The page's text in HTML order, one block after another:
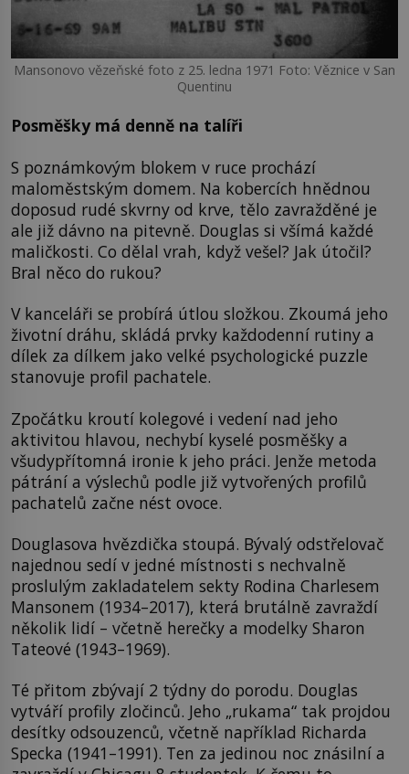
Mansonovo vězeňské foto z 25. ledna 1971 Foto: Věznice v San
Quentinu
Posměšky má denně na talíři
S poznámkovým blokem v ruce prochází
maloměstským domem. Na kobercích hnědnou
doposud rudé skvrny od krve, tělo zavražděné je
ale již dávno na pitevně. Douglas si všímá každé
maličkosti. Co dělal vrah, když vešel? Jak útočil?
Bral něco do rukou?
V kanceláři se probírá útlou složkou. Zkoumá jeho
životní dráhu, skládá prvky každodenní rutiny a
dílek za dílkem jako velké psychologické puzzle
stanovuje profil pachatele.
Zpočátku kroutí kolegové i vedení nad jeho
aktivitou hlavou, nechybí kyselé posměšky a
všudypřítomná ironie k jeho práci. Jenže metoda
pátrání a výslechů podle již vytvořených profilů
pachatelů začne nést ovoce.
Douglasova hvězdička stoupá. Bývalý odstřelovač
najednou sedí v jedné místnosti s nechvalně
proslulým zakladatelem sekty Rodina Charlesem
Mansonem (1934–2017), která brutálně zavraždí
několik lidí – včetně herečky a modelky Sharon
Tateové (1943–1969).
Té přitom zbývají 2 týdny do porodu. Douglas
vytváří profily zločinců. Jeho „rukama“ tak projdou
desítky odsouzenců, včetně například Richarda
Specka (1941–1991). Ten za jedinou noc znásilní a